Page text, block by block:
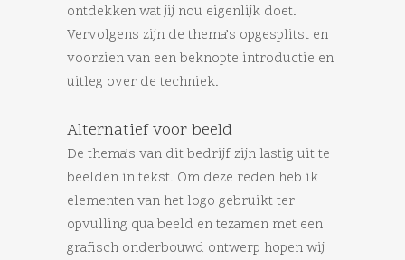
ontdekken wat jij nou eigenlijk doet.
Vervolgens zijn de thema’s opgesplitst en
voorzien van een beknopte introductie en
uitleg over de techniek.
Alternatief voor beeld
De thema’s van dit bedrijf zijn lastig uit te
beelden in tekst. Om deze reden heb ik
elementen van het logo gebruikt ter
opvulling qua beeld en tezamen met een
grafisch onderbouwd ontwerp hopen wij